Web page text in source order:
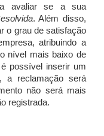
avaliar se a sua
. Além disso,
o grau de satisfação
atribuindo a
nível mais baixo de
possível inserir um
a reclamação será
não será mais
registrada.